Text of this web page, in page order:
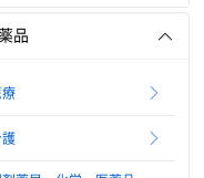
品
療
護